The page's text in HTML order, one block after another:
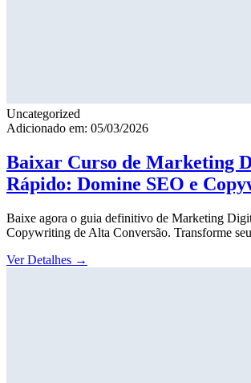
Uncategorized
Adicionado em: 05/03/2026
Baixar Curso de Marketing
Rápido: Domine SEO e
Baixe agora o guia definitivo de Marketing
Copywriting de Alta Conversão. Transforme
Ver Detalhes →